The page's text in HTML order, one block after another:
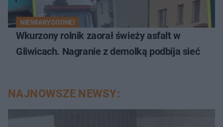
NIEWIARYGODNE!
Wkurzony rolnik zaorał świeży asfalt w
Gliwicach. Nagranie z demolką podbija sieć
NAJNOWSZE NEWSY: